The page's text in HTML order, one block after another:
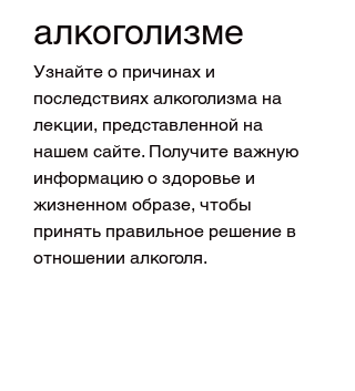
алкоголизме
Узнайте о причинах и
последствиях алкоголизма на
лекции, представленной на
нашем сайте. Получите важную
информацию о здоровье и
жизненном образе, чтобы
принять правильное решение в
отношении алкоголя.